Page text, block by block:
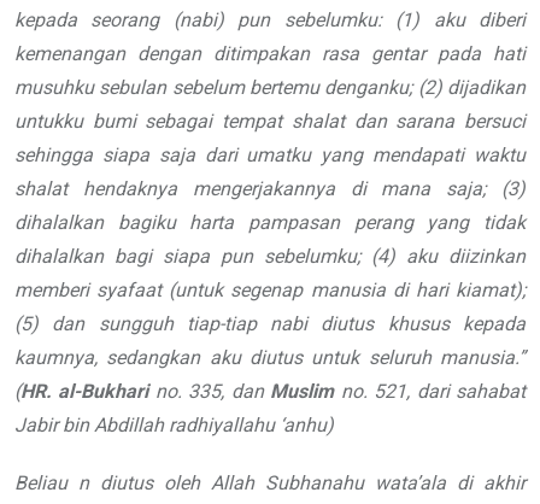
kepada seorang
(nabi) pun sebelumku: (1) aku diberi
kemenangan dengan ditimpakan rasa gentar pada hati
musuhku sebulan sebelum bertemu denganku; (2) dijadikan
untukku bumi sebagai tempat shalat dan sarana bersuci
sehingga siapa saja dari umatku yang mendapati waktu
shalat hendaknya
mengerjakannya di mana saja; (3)
dihalalkan bagiku harta pampasan perang
yang tidak
dihalalkan bagi siapa pun sebelumku; (4) aku diizinkan
memberi syafaat (untuk segenap manusia di hari kiamat);
(5) dan sungguh tiap-tiap
nabi diutus khusus kepada
kaumnya, sedangkan aku diutus untuk seluruh manusia.”
(HR. al-Bukhari no. 335, dan Muslim no. 521, dari sahabat
Jabir bin Abdillah radhiyallahu ‘anhu)
Beliau n diutus oleh Allah Subhanahu wata’ala di akhir